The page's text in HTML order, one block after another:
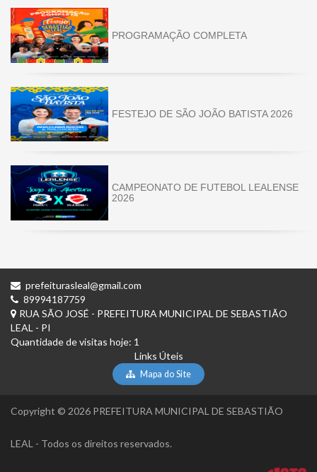
PROGRAMAÇÃO COMPLETA
FESTEJO DE SÃO JOÃO BATISTA 2026
CAMPEONATO DE FUTEBOL LEALENSE
2026
prefeiturasleal@gmail.com
89994187759
RUA SÃO JOSÉ - PREFEITURA MUNICIPAL DE SEBASTIÃO
LEAL - PI
Quantidade de visitas hoje: 1
Links Úteis
Mapa do Site
Copyright © 2026 PREFEITURA MUNICIPAL DE SEBASTIÃO
LEAL - Todos os direitos reservados.